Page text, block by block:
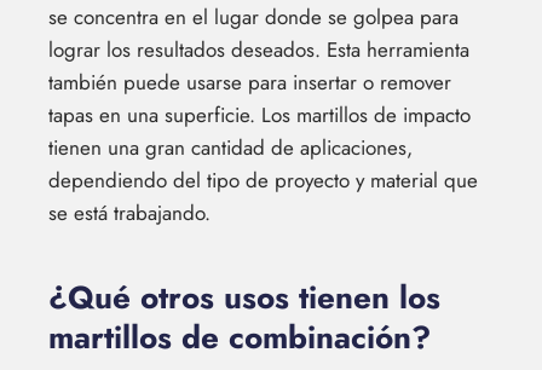
se concentra en el lugar donde se golpea para
lograr los resultados deseados. Esta herramienta
también puede usarse para insertar o remover
tapas en una superficie. Los martillos de impacto
tienen una gran cantidad de aplicaciones,
dependiendo del tipo de proyecto y material que
se está trabajando.
¿Qué otros usos tienen los
martillos de combinación?